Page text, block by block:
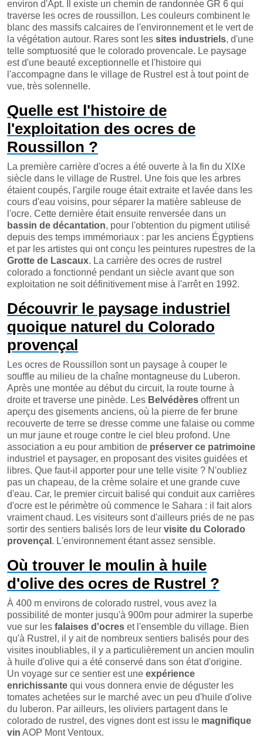
environ d'Apt. Il existe un chemin de randonnée GR 6 qui
traverse les ocres de roussillon. Les couleurs combinent le
blanc des massifs calcaires de l'environnement et le vert de
la végétation autour. Rares sont les sites industriels, d'une
telle somptuosité que le colorado provencale. Le paysage
est d'une beauté exceptionnelle et l'histoire qui
l'accompagne dans le village de Rustrel est à tout point de
vue, très solennelle.
Quelle est l'histoire de
l'exploitation des ocres de
Roussillon ?
La première carrière d'ocres a été ouverte à la fin du XIXe
siècle dans le village de Rustrel. Une fois que les arbres
étaient coupés, l'argile rouge était extraite et lavée dans les
cours d'eau voisins, pour séparer la matière sableuse de
l'ocre. Cette dernière était ensuite renversée dans un
bassin de décantation, pour l'obtention du pigment utilisé
depuis des temps immémoriaux : par les anciens Égyptiens
et par les artistes qui ont conçu les peintures rupestres de la
Grotte de Lascaux. La carrière des ocres de rustrel
colorado a fonctionné pendant un siècle avant que son
exploitation ne soit définitivement mise à l'arrêt en 1992.
Découvrir le paysage industriel
quoique naturel du Colorado
provençal
Les ocres de Roussillon sont un paysage à couper le
souffle au milieu de la chaîne montagneuse du Luberon.
Après une montée au début du circuit, la route tourne à
droite et traverse une pinède. Les Belvédères offrent un
aperçu des gisements anciens, où la pierre de fer brune
recouverte de terre se dresse comme une falaise ou comme
un mur jaune et rouge contre le ciel bleu profond. Une
association a eu pour ambition de préserver ce patrimoine
industriel et paysager, en proposant des visites guidées et
libres. Que faut-il apporter pour une telle visite ? N'oubliez
pas un chapeau, de la crème solaire et une grande cuve
d'eau. Car, le premier circuit balisé qui conduit aux carrières
d'ocre est le périmètre où commence le Sahara : il fait alors
vraiment chaud. Les visiteurs sont d'ailleurs priés de ne pas
sortir des sentiers balisés lors de leur visite du Colorado
provençal . L'environnement étant assez sensible.
Où trouver le moulin à huile
d'olive des ocres de Rustrel ?
À 400 m environs de colorado rustrel, vous avez la
possibilité de monter jusqu'à 900m pour admirer la superbe
vue sur les falaises d'ocres et l'ensemble du village. Bien
qu'à Rustrel, il y ait de nombreux sentiers balisés pour des
visites inoubliables, il y a particulièrement un ancien moulin
à huile d'olive qui a été conservé dans son état d'origine.
Un voyage sur ce sentier est une expérience
enrichissante qui vous donnera envie de déguster les
tomates achetées sur le marché avec un peu d'huile d'olive
du luberon. Par ailleurs, les oliviers partagent dans le
colorado de rustrel, des vignes dont est issu le magnifique
vin AOP Mont Ventoux.